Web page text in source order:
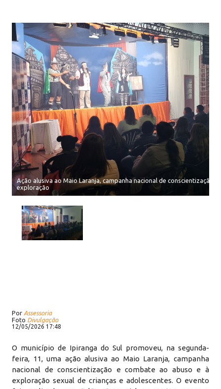
Ação alusiva ao Maio Laranja, campanha nacional de conscientização
exploração
Por Assessoria
Foto Divulgação
12/05/2026 17:48
O município de Ipiranga do Sul promoveu, na segunda-
feira, 11, uma ação alusiva ao Maio Laranja, campanha
nacional de conscientização e combate ao abuso e à
exploração sexual de crianças e adolescentes. O evento